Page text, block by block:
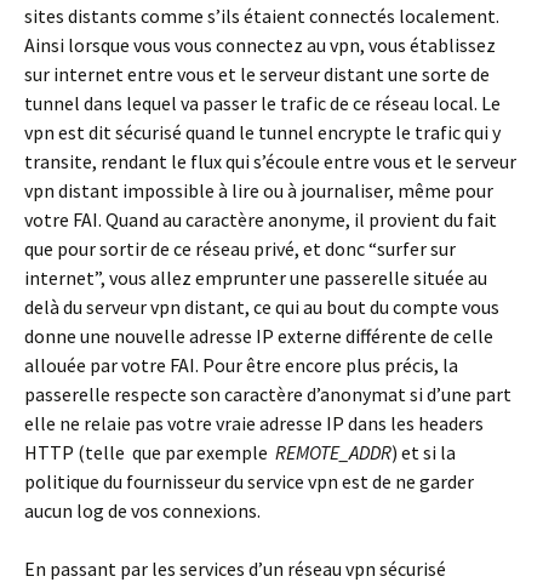
sites distants comme s’ils étaient connectés localement.
Ainsi lorsque vous vous connectez au vpn, vous établissez
sur internet entre vous et le serveur distant une sorte de
tunnel dans lequel va passer le trafic de ce réseau local. Le
vpn est dit sécurisé quand le tunnel encrypte le trafic qui y
transite, rendant le flux qui s’écoule entre vous et le serveur
vpn distant impossible à lire ou à journaliser, même pour
votre FAI. Quand au caractère anonyme, il provient du fait
que pour sortir de ce réseau privé, et donc “surfer sur
internet”, vous allez emprunter une passerelle située au
delà du serveur vpn distant, ce qui au bout du compte vous
donne une nouvelle adresse IP externe différente de celle
allouée par votre FAI. Pour être encore plus précis, la
passerelle respecte son caractère d’anonymat si d’une part
elle ne relaie pas votre vraie adresse IP dans les headers
HTTP (telle que par exemple REMOTE_ADDR) et si la
politique du fournisseur du service vpn est de ne garder
aucun log de vos connexions.
En passant par les services d’un réseau vpn sécurisé